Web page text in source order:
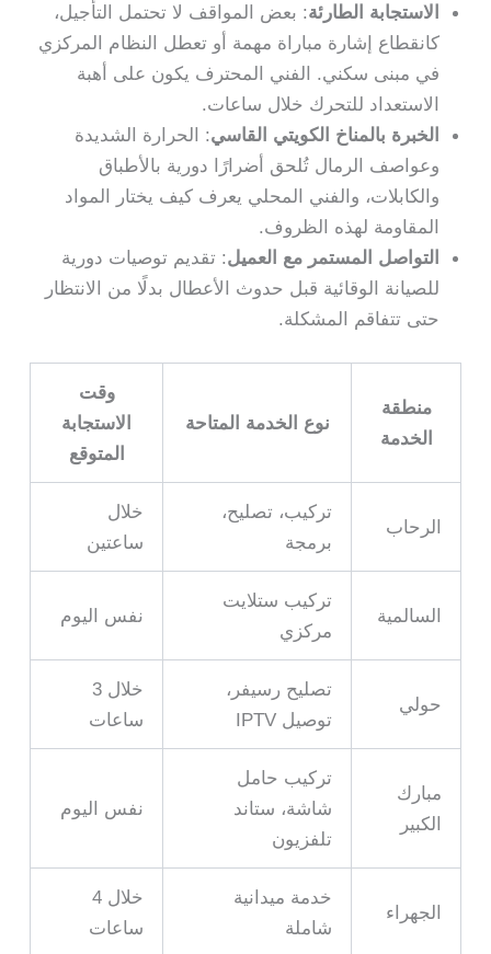
الاستجابة الطارئة: بعض المواقف لا تحتمل التأجيل،
كانقطاع إشارة مباراة مهمة أو تعطل النظام المركزي
في مبنى سكني. الفني المحترف يكون على أهبة
الاستعداد للتحرك خلال ساعات.
الخبرة بالمناخ الكويتي القاسي: الحرارة الشديدة
وعواصف الرمال تُلحق أضرارًا دورية بالأطباق
والكابلات، والفني المحلي يعرف كيف يختار المواد
المقاومة لهذه الظروف.
التواصل المستمر مع العميل: تقديم توصيات دورية
للصيانة الوقائية قبل حدوث الأعطال بدلًا من الانتظار
حتى تتفاقم المشكلة.
منطقة
الخدمة
نوع الخدمة المتاحة
وقت
الاستجابة
المتوقع
الرحاب
تركيب، تصليح،
برمجة
خلال
ساعتين
السالمية
تركيب ستلايت
مركزي
نفس اليوم
حولي
تصليح رسيفر،
توصيل IPTV
خلال 3
ساعات
مبارك
الكبير
تركيب حامل
شاشة، ستاند
تلفزيون
نفس اليوم
الجهراء
خدمة ميدانية
شاملة
خلال 4
ساعات